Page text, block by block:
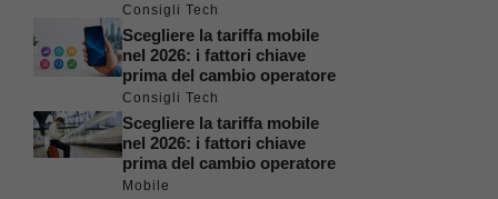
Consigli Tech
Scegliere la tariffa mobile
nel 2026: i fattori chiave
prima del cambio operatore
Consigli Tech
Scegliere la tariffa mobile
nel 2026: i fattori chiave
prima del cambio operatore
Mobile